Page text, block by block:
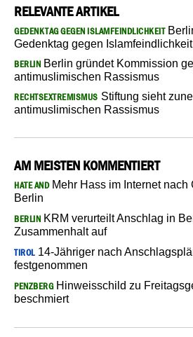
RELEVANTE ARTIKEL
GEDENKTAG GEGEN ISLAMFEINDLICHKEIT
Gedenktag gegen Islamfeindlichkeit
BERLIN Berlin gründet Kommission
antimuslimischen Rassismus
RECHTSEXTREMISMUS Stiftung sieht
antimuslimischen Rassismus
AM MEISTEN KOMMENTIERT
HATE ANDMehr Hass im Internet nach
Berlin
BERLIN KRM verurteilt Anschlag in
Zusammenhalt auf
TIROL14-Jähriger nach
festgenommen
PENZBERGHinweisschild zu
beschmiert